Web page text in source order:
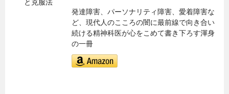
発達障害、パーソナリティ障害、愛着障害な
ど、現代人のこころの闇に最前線で向き合い
続ける精神科医が心をこめて書き下ろす渾身
の一冊